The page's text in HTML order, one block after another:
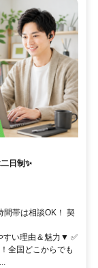
日制✨
間帯は相談OK！ 契
い理由＆魅力▼ ✅
全国どこからでも